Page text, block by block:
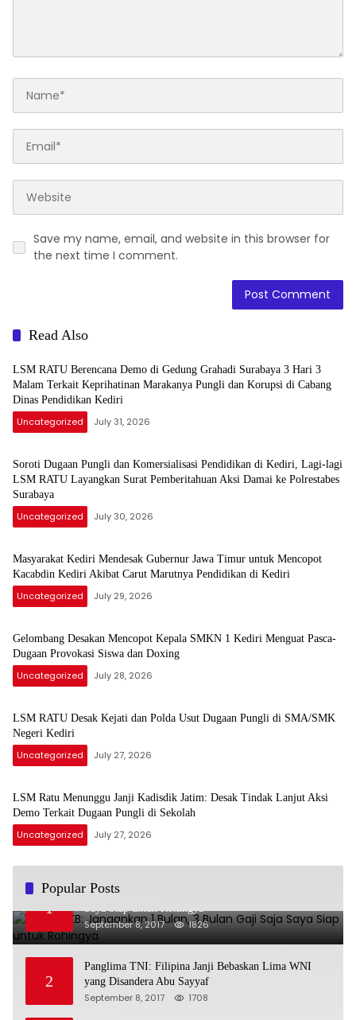
Save my name, email, and website in this browser for
the next time I comment.
Read Also
LSM RATU Berencana Demo di Gedung Grahadi Surabaya 3 Hari 3
Malam Terkait Keprihatinan Marakanya Pungli dan Korupsi di Cabang
Dinas Pendidikan Kediri
Uncategorized July 31, 2026
Soroti Dugaan Pungli dan Komersialisasi Pendidikan di Kediri, Lagi-lagi
LSM RATU Layangkan Surat Pemberitahuan Aksi Damai ke Polrestabes
Surabaya
Uncategorized July 30, 2026
Masyarakat Kediri Mendesak Gubernur Jawa Timur untuk Mencopot
Kacabdin Kediri Akibat Carut Marutnya Pendidikan di Kediri
Uncategorized July 29, 2026
Gelombang Desakan Mencopot Kepala SMKN 1 Kediri Menguat Pasca-
Dugaan Provokasi Siswa dan Doxing
Uncategorized July 28, 2026
LSM RATU Desak Kejati dan Polda Usut Dugaan Pungli di SMA/SMK
Negeri Kediri
Uncategorized July 27, 2026
LSM Ratu Menunggu Janji Kadisdik Jatim: Desak Tindak Lanjut Aksi
Demo Terkait Dugaan Pungli di Sekolah
Uncategorized July 27, 2026
Popular Posts
1
Politisi PKB: Jangankan 1 Bulan, 3 Bulan Gaji Saja
Saya Siap untuk Rohingya
September 8, 2017 1826
2
Panglima TNI: Filipina Janji Bebaskan Lima WNI
yang Disandera Abu Sayyaf
September 8, 2017 1708